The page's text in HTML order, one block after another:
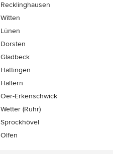
Recklinghausen
Witten
Lünen
Dorsten
Gladbeck
Hattingen
Haltern
Oer-Erkenschwick
Wetter (Ruhr)
Sprockhövel
Olfen